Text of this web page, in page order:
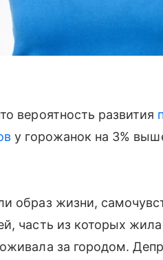
вероятность развития
у горожанок на 3%
образ жизни,
часть из которых жила
за городом.